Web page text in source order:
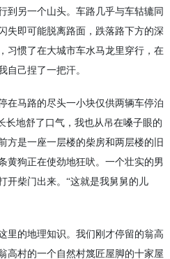
到另一个山头。车路几乎与车轱辘同
失即可能脱离路面，跌落路下方的深
习惯了在大城市车水马龙里穿行，在
自己捏了一把汗。
在马路的尽头一小块仅供两辆车停泊
长地舒了口气，我也从吊在嗓子眼的
方是一座一层楼的柴房和两层楼的旧
黄狗正在使劲地狂吠。一个壮实的男
开柴门出来。“这就是我舅舅的儿
里的地理知识。我们刚才停留的翁高
高村的一个自然村篾匠屋脚的十家屋